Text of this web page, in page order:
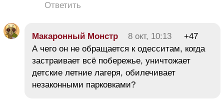
Ответить
Макаронный Монстр 8 окт, 10:13
+47
А чего он не обращается к одесситам, когда
застраивает всё побережье, уничтожает
детские летние лагеря, обилечивает
незаконными парковками?